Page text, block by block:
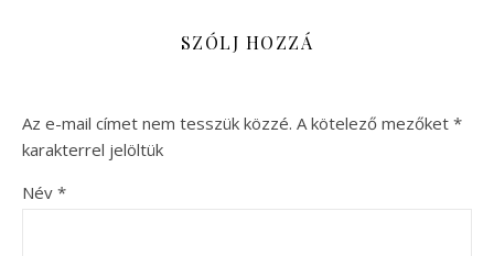
SZÓLJ HOZZÁ
Az e-mail címet nem tesszük közzé. A kötelező mezőket *
karakterrel jelöltük
Név *